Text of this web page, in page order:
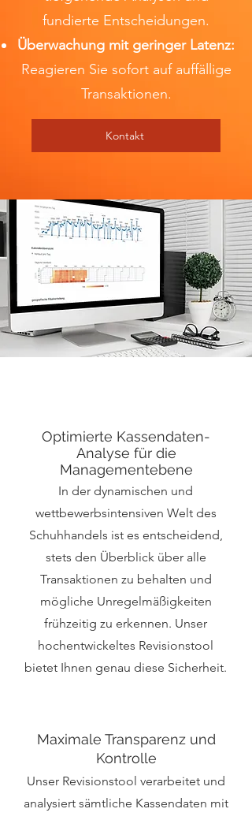
fundierte Entscheidungen.
Überwachung mit geringer Latenz:
Reagieren Sie sofort auf auffällige
Transaktionen.
Kontakt
Optimierte Kassendaten-
Analyse für die
Managementebene
In der dynamischen und
wettbewerbsintensiven Welt des
Schuhhandels ist es entscheidend,
stets den Überblick über alle
Transaktionen zu behalten und
mögliche Unregelmäßigkeiten
frühzeitig zu erkennen. Unser
hochentwickeltes Revisionstool
bietet Ihnen genau diese Sicherheit.
Maximale Transparenz und
Kontrolle
Unser Revisionstool verarbeitet und
analysiert sämtliche Kassendaten mit